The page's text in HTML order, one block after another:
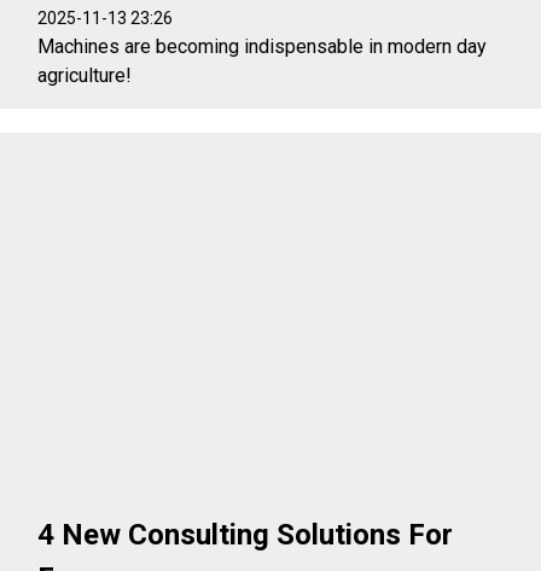
2025-11-13 23:26
Machines are becoming indispensable in modern day
agriculture!
4 New Consulting Solutions For